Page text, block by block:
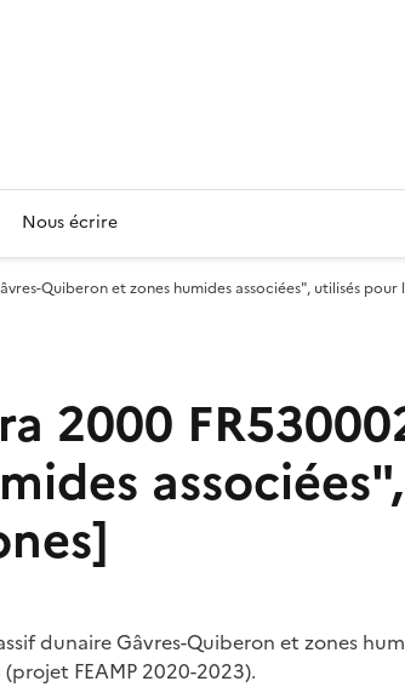
Nous écrire
Quiberon et zones humides associées", utilisés
2000
dunaire Gâvres-Quiberon et zones
FEAMP 2020-2023).